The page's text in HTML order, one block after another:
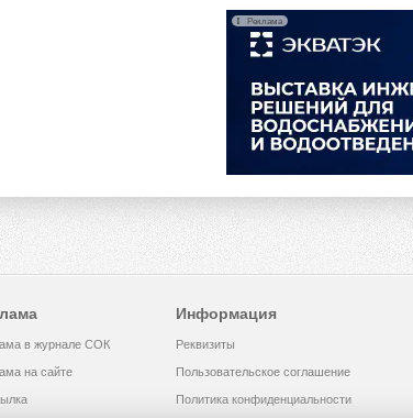
Реклама
в журнале СОК
на сайте
Информация
Реквизиты
Пользовательское соглашение
Политика конфиденциальности